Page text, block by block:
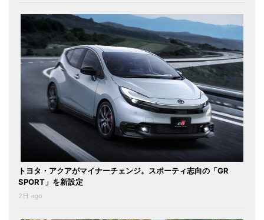
トヨタ・アクアがマイナーチェンジ。スポーティ志向の「GR
SPORT」を新設定
2日 ago